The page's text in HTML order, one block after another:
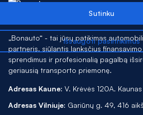
„Bonauto“ - tai jūsų patikimas
partneris, siūlantis lanksčius finansavimo
sprendimus ir profesionalią pagalbą
geriausią transporto priemonę.
Adresas Kaune: V. Krėvės 120A. Kaunas
Adresas Vilniuje: Gariūnų g. 49, 416